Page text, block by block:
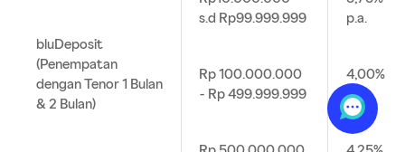
bluDeposit
(Penempatan
dengan Tenor 1 Bulan
& 2 Bulan)
s.d Rp99.999.999
p.a.
Rp 100.000.000
- Rp 499.999.999
4,00%
p.a.